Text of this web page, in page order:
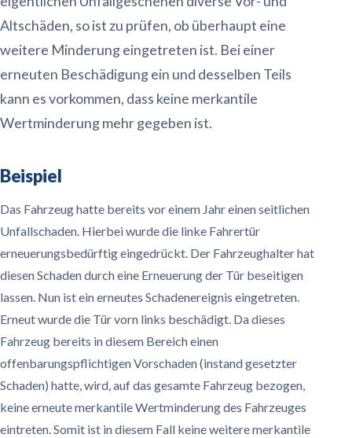
Altschäden, so ist zu prüfen, ob überhaupt eine
weitere Minderung eingetreten ist. Bei einer
erneuten Beschädigung ein und desselben Teils
kann es vorkommen, dass keine merkantile
Wertminderung mehr gegeben ist.
Beispiel
Das Fahrzeug hatte bereits vor einem Jahr einen seitlichen
Unfallschaden. Hierbei wurde die linke Fahrertür
erneuerungsbedürftig eingedrückt. Der Fahrzeughalter hat
diesen Schaden durch eine Erneuerung der Tür beseitigen
lassen. Nun ist ein erneutes Schadenereignis eingetreten.
Erneut wurde die Tür vorn links beschädigt. Da dieses
Fahrzeug bereits in diesem Bereich einen
offenbarungspflichtigen Vorschaden (instand gesetzter
Schaden) hatte, wird, auf das gesamte Fahrzeug bezogen,
keine erneute merkantile Wertminderung des Fahrzeuges
eintreten. Somit ist in diesem Fall keine weitere merkantile